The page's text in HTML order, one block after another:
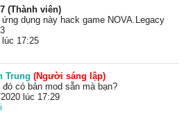
(Thành viên)
dụng này hack game NOVA.Legacy
lúc 17:25
Trung (Người sáng lập)
đó có bản mod sẵn mà bạn?
lúc 17:29